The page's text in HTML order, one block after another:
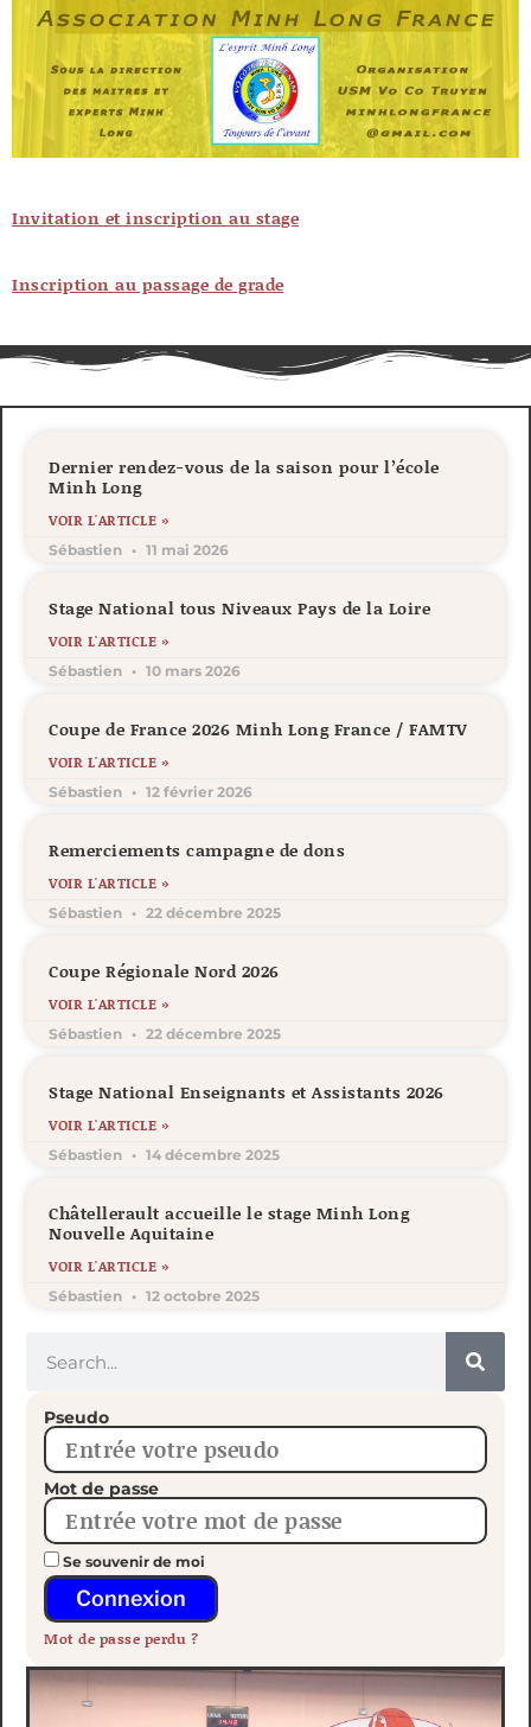
Invitation et inscription au stage
Inscription au passage de grade
Dernier rendez-vous de la saison pour l’école
Minh Long
VOIR L'ARTICLE »
Sébastien 11 mai 2026
Stage National tous Niveaux Pays de la Loire
VOIR L'ARTICLE »
Sébastien 10 mars 2026
Coupe de France 2026 Minh Long France / FAMTV
VOIR L'ARTICLE »
Sébastien 12 février 2026
Remerciements campagne de dons
VOIR L'ARTICLE »
Sébastien 22 décembre 2025
Coupe Régionale Nord 2026
VOIR L'ARTICLE »
Sébastien 22 décembre 2025
Stage National Enseignants et Assistants 2026
VOIR L'ARTICLE »
Sébastien 14 décembre 2025
Châtellerault accueille le stage Minh Long
Nouvelle Aquitaine
VOIR L'ARTICLE »
Sébastien 12 octobre 2025
Pseudo
Mot de passe
Se souvenir de moi
Connexion
Mot de passe perdu ?